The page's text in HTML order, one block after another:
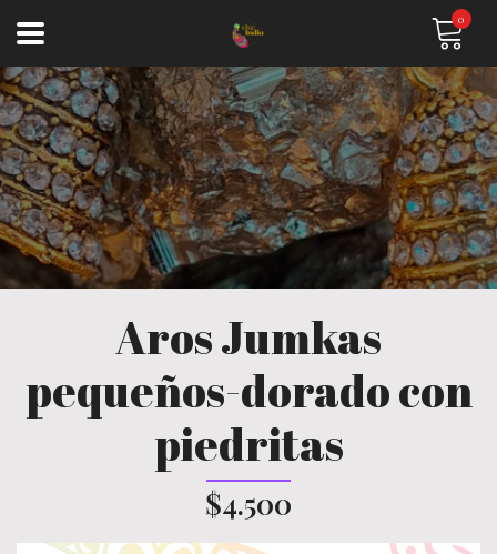
0
Aros Jumkas
pequeños-dorado con
piedritas
$4.500